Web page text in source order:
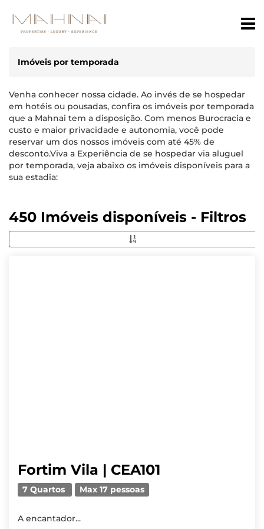
Imóveis por temporada
Venha conhecer nossa cidade. Ao invés de se hospedar
em hotéis ou pousadas, confira os imóveis por temporada
que a Mahnai tem a disposição. Com menos Burocracia e
custo e maior privacidade e autonomia, você pode
reservar um dos nossos imóveis com até 45% de
desconto.Viva a Experiência de se hospedar via aluguel
por temporada, veja abaixo os imóveis disponíveis para a
sua estadia:
450 Imóveis disponíveis - Filtros
Fortim Vila | CEA101
7 Quartos Max 17 pessoas
A encantador...